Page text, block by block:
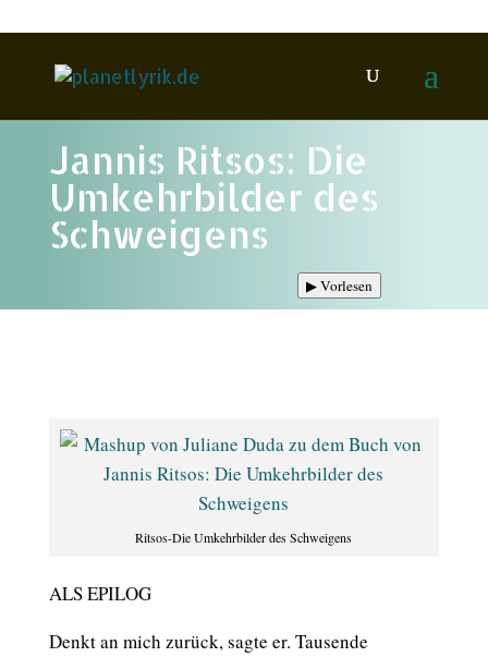
Jannis Ritsos: Die
Umkehrbilder des
Schweigens
▶Vorlesen
Ritsos-Die Umkehrbilder des Schweigens
ALS EPILOG
Denkt an mich zurück, sagte er. Tausende